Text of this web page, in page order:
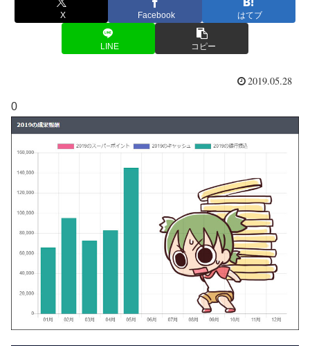
X Facebook はてブ
LINE コピー
2019.05.28
0